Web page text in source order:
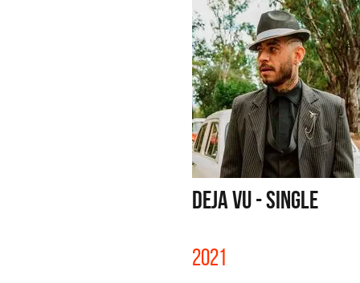
DEJA VU - SINGLE
2021